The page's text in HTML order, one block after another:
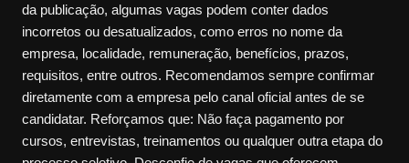
da publicação, algumas vagas podem conter dados
incorretos ou desatualizados, como erros no nome da
empresa, localidade, remuneração, benefícios, prazos,
requisitos, entre outros. Recomendamos sempre confirmar
diretamente com a empresa pelo canal oficial antes de se
candidatar. Reforçamos que: Não faça pagamento por
cursos, entrevistas, treinamentos ou qualquer outra etapa do